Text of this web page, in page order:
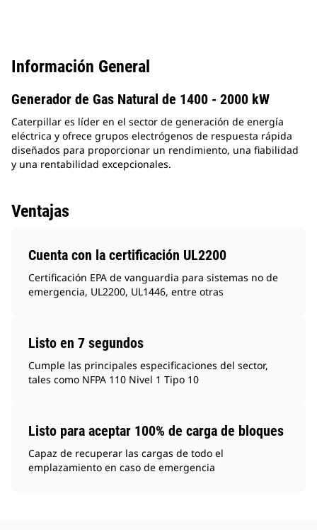
Información General
Generador de Gas Natural de 1400 - 2000 kW
Caterpillar es líder en el sector de generación de energía
eléctrica y ofrece grupos electrógenos de respuesta rápida
diseñados para proporcionar un rendimiento, una fiabilidad
y una rentabilidad excepcionales.
Ventajas
Cuenta con la certificación UL2200
Certificación EPA de vanguardia para sistemas no de
emergencia, UL2200, UL1446, entre otras
Listo en 7 segundos
Cumple las principales especificaciones del sector,
tales como NFPA 110 Nivel 1 Tipo 10
Listo para aceptar 100% de carga de bloques
Capaz de recuperar las cargas de todo el
emplazamiento en caso de emergencia